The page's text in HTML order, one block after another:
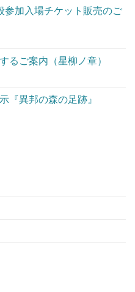
参加入場チケット販売のご
るご案内（星柳ノ章）
『異邦の森の足跡』